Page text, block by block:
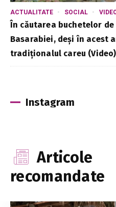
ACTUALITATE SOCIAL
În căutarea buchetelor
Basarabiei, deși în acest
tradiționalul careu (Video)
Instagram
Articole
recomandate